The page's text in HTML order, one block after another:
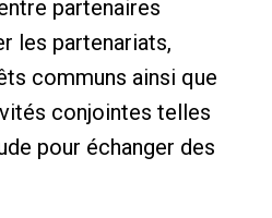
partenaires
les partenariats,
communs ainsi que
conjointes telles
pour échanger des